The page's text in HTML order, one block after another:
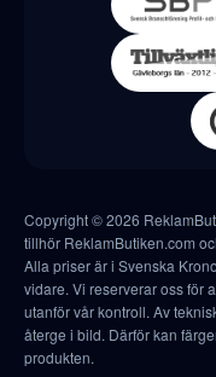
Copyright © 2026
tillhör ReklamButiken.com
Alla priser är i Svenska
vidare. Vi reserverar oss för
utanför vår kontroll. Av
återge i bild. Därför kan
produkten.